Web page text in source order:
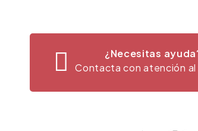
¿Necesitas
Contacta con atención